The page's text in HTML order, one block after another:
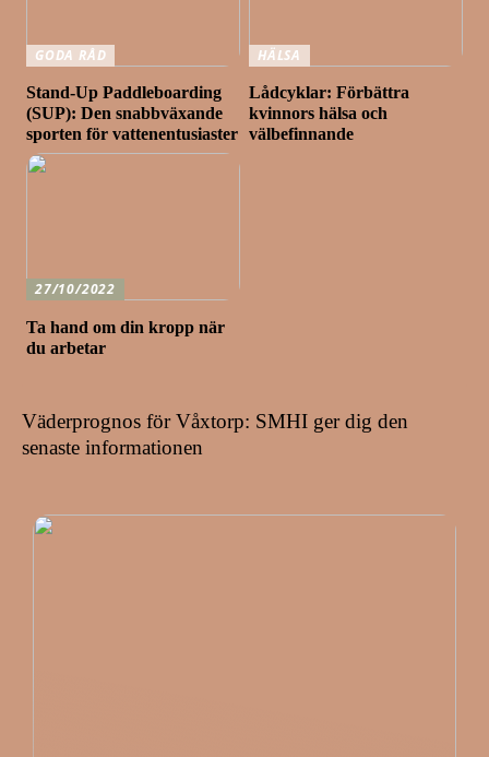
GODA RÅD
Stand-Up Paddleboarding
(SUP): Den snabbväxande
sporten för vattenentusiaster
HÄLSA
Lådcyklar: Förbättra
kvinnors hälsa och
välbefinnande
27/10/2022
Ta hand om din kropp när
du arbetar
Väderprognos för Våxtorp: SMHI ger dig den
senaste informationen